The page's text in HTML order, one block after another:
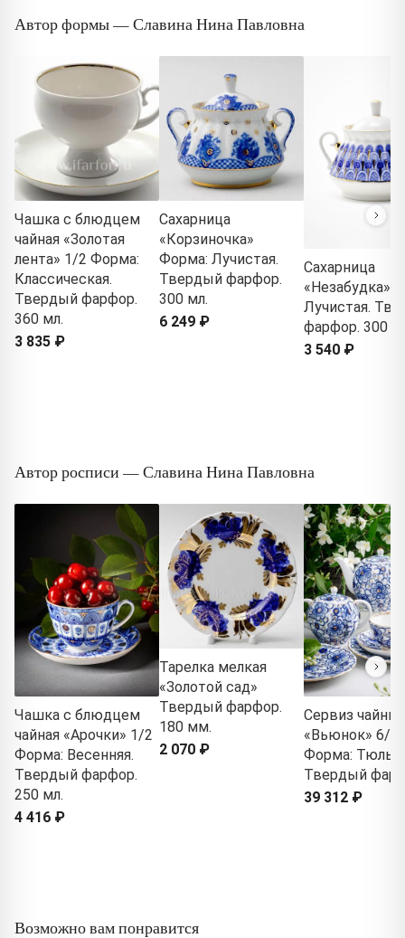
Автор формы — Славина Нина Павловна
Чашка с блюдцем
чайная «Золотая
лента» 1/2 Форма:
Классическая.
Твердый фарфор.
360 мл.
3 835 ₽
Сахарница
«Корзиночка»
Форма: Лучистая.
Твердый фарфор.
300 мл.
6 249 ₽
Сахарница
«Незабудка»
Лучистая.
фарфор. 300
3 540 ₽
Автор росписи — Славина Нина Павловна
Чашка с блюдцем
чайная «Арочки» 1/2
Форма: Весенняя.
Твердый фарфор.
250 мл.
4 416 ₽
Тарелка мелкая
«Золотой сад»
Твердый фарфор.
180 мм.
2 070 ₽
Сервиз
«Вьюнок» 6/
Форма:
Твердый
39 312 ₽
Возможно вам понравится